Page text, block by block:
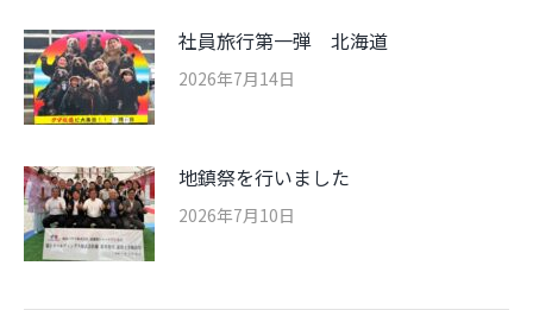
社員旅行第一弾 北海道
2026年7月14日
地鎮祭を行いました
2026年7月10日